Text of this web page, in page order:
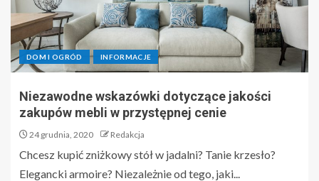
DOM I OGRÓD INFORMACJE
Niezawodne wskazówki dotyczące jakości
zakupów mebli w przystępnej cenie
24 grudnia, 2020 Redakcja
Chcesz kupić zniżkowy stół w jadalni? Tanie krzesło?
Elegancki armoire? Niezależnie od tego, jaki...